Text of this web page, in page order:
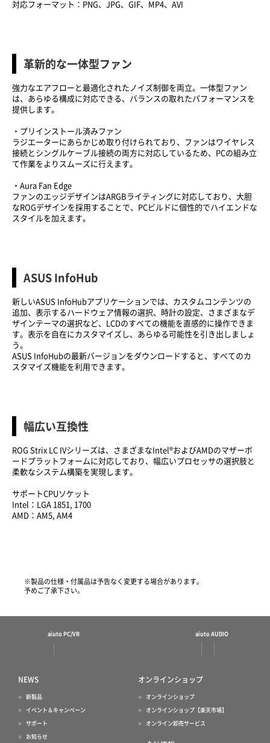
対応フォーマット：PNG、JPG、GIF、MP4、AVI
革新的な一体型ファン
強力なエアフローと最適化されたノイズ制御を両立。一体型ファン
は、あらゆる構成に対応できる、バランスの取れたパフォーマンスを
提供します。
・プリインストール済みファン
ラジエーターにあらかじめ取り付けられており、ファンはワイヤレス
接続とシングルケーブル接続の両方に対応しているため、PCの組み立
て作業をよりスムーズに行えます。
・Aura Fan Edge
ファンのエッジデザインはARGBライティングに対応しており、大胆
なROGデザインを採用することで、PCビルドに個性的でハイエンドな
スタイルを加えます。
ASUS InfoHub
新しいASUS InfoHubアプリケーションでは、カスタムコンテンツの
追加、表示するハードウェア情報の選択、時計の設定、さまざまなデ
ザインテーマの選択など、LCDのすべての機能を直感的に操作できま
す。表示を自在にカスタマイズし、あらゆる可能性を引き出しましょ
う。
ASUS InfoHubの最新バージョンをダウンロードすると、すべてのカ
スタマイズ機能を利用できます。
幅広い互換性
ROG Strix LC IVシリーズは、さまざまなIntel®およびAMDのマザーボ
ードプラットフォームに対応しており、幅広いプロセッサの選択肢と
柔軟なシステム構築を実現します。
サポートCPUソケット
Intel：LGA 1851, 1700
AMD：AM5, AM4
※製品の仕様・付属品は予告なく変更する場合があります。
予めご了承下さい。
aiuto PC/VR aiuto AUDIO
NEWS
新製品
イベント＆キャンペーン
サポート
お知らせ
オンラインショップ
オンラインショップ
オンラインショップ【楽天市場】
オンライン卸売サービス